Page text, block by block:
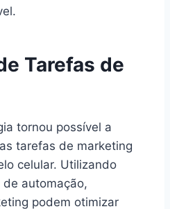
Tarefas de
tornou possível a
tarefas de marketing
celular. Utilizando
automação,
podem otimizar